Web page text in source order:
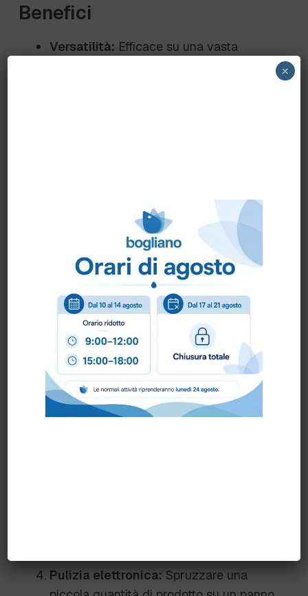
Benefici
Versatilità: Efficace su una vasta
superfici verniciate o strumentazioni
Efficienza:
Elimina lo sporco con una
sola applicazione, riducendo tempi e
sforzi
Consigli d’Uso
Pulizia generale:
Nebulizzare il
prodotto su un panno e strofinare fino a
completa asciugatura
Pulizia elettronica: Spruzzare una
×